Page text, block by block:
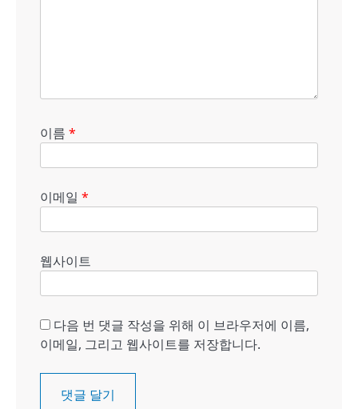
이름 *
이메일 *
웹사이트
다음 번 댓글 작성을 위해 이 브라우저에 이름,
이메일, 그리고 웹사이트를 저장합니다.